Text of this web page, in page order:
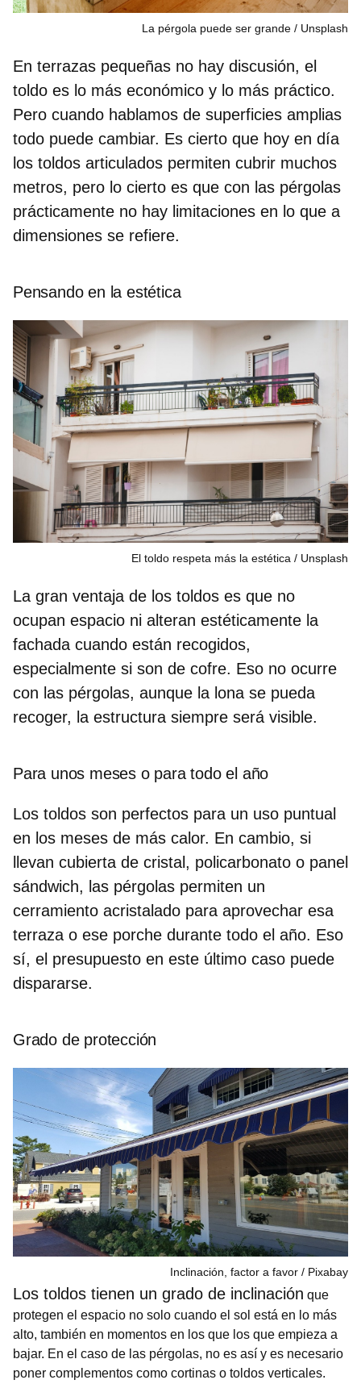
La pérgola puede ser grande Unsplash
En terrazas pequeñas no hay discusión, el
toldo es lo más económico y lo más práctico.
Pero cuando hablamos de superficies amplias
todo puede cambiar. Es cierto que hoy en día
los toldos articulados permiten cubrir muchos
metros, pero lo cierto es que con las pérgolas
prácticamente no hay limitaciones en lo que a
dimensiones se refiere.
Pensando en la estética
El toldo respeta más la estética Unsplash
La gran ventaja de los toldos es que no
ocupan espacio ni alteran estéticamente la
fachada cuando están recogidos,
especialmente si son de cofre. Eso no ocurre
con las pérgolas, aunque la lona se pueda
recoger, la estructura siempre será visible.
Para unos meses o para todo el año
Los toldos son perfectos para un uso puntual
en los meses de más calor. En cambio, si
llevan cubierta de cristal, policarbonato o panel
sándwich, las pérgolas permiten un
cerramiento acristalado para aprovechar esa
terraza o ese porche durante todo el año. Eso
sí, el presupuesto en este último caso puede
dispararse.
Grado de protección
Inclinación, factor a favor Pixabay
Los toldos tienen un grado de inclinación que
protegen el espacio no solo cuando el sol está en lo más
alto, también en momentos en los que los que empieza a
bajar. En el caso de las pérgolas, no es así y es necesario
poner complementos como cortinas o toldos verticales.